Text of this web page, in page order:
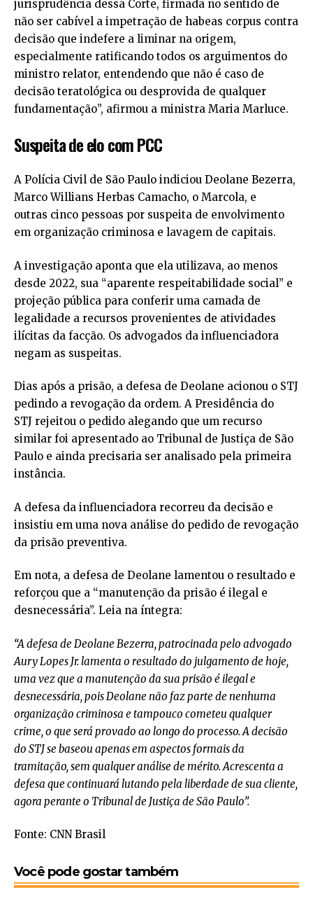
jurisprudência dessa Corte, firmada no sentido de
não ser cabível a impetração de habeas corpus contra
decisão que indefere a liminar na origem,
especialmente ratificando todos os arguimentos do
ministro relator, entendendo que não é caso de
decisão teratológica ou desprovida de qualquer
fundamentação”, afirmou a ministra Maria Marluce.
Suspeita de elo com PCC
A Polícia Civil de São Paulo indiciou Deolane Bezerra,
Marco Willians Herbas Camacho, o Marcola, e
outras cinco pessoas por suspeita de envolvimento
em organização criminosa e lavagem de capitais.
A investigação aponta que ela utilizava, ao menos
desde 2022, sua “aparente respeitabilidade social” e
projeção pública para conferir uma camada de
legalidade a recursos provenientes de atividades
ilícitas da facção. Os advogados da influenciadora
negam as suspeitas.
Dias após a prisão, a defesa de Deolane acionou o STJ
pedindo a revogação da ordem. A Presidência do
STJ rejeitou o pedido alegando que um recurso
similar foi apresentado ao Tribunal de Justiça de São
Paulo e ainda precisaria ser analisado pela primeira
instância.
A defesa da influenciadora recorreu da decisão e
insistiu em uma nova análise do pedido de revogação
da prisão preventiva.
Em nota, a defesa de Deolane lamentou o resultado e
reforçou que a “manutenção da prisão é ilegal e
desnecessária”. Leia na íntegra:
“A defesa de Deolane Bezerra, patrocinada pelo advogado
Aury Lopes Jr. lamenta o resultado do julgamento de hoje,
uma vez que a manutenção da sua prisão é ilegal e
desnecessária, pois Deolane não faz parte de nenhuma
organização criminosa e tampouco cometeu qualquer
crime, o que será provado ao longo do processo. A decisão
do STJ se baseou apenas em aspectos formais da
tramitação, sem qualquer análise de mérito. Acrescenta a
defesa que continuará lutando pela liberdade de sua cliente,
agora perante o Tribunal de Justiça de São Paulo”.
Fonte: CNN Brasil
Você pode gostar também